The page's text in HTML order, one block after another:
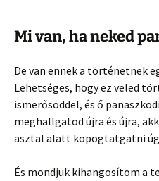
Mi van, ha neked
De van ennek a történetnek
Lehetséges, hogy ez veled
ismerősöddel, és ő
meghallgatod újra és újra,
asztal alatt kopogtatgatni
És mondjuk kihangosítom a